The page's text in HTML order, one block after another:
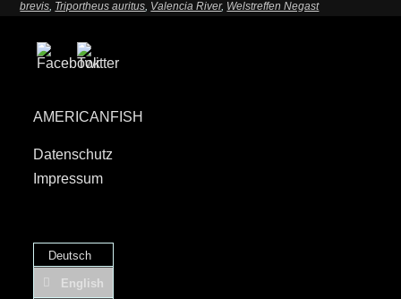
brevis, Triportheus auritus, Valencia River, Welstreffen Negast
AMERICANFISH
Datenschutz
Impressum
Deutsch
English